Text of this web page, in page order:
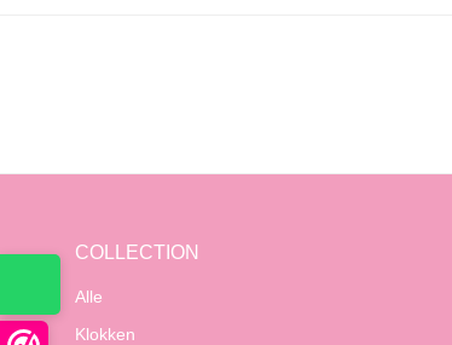
COLLECTION
Alle
Klokken